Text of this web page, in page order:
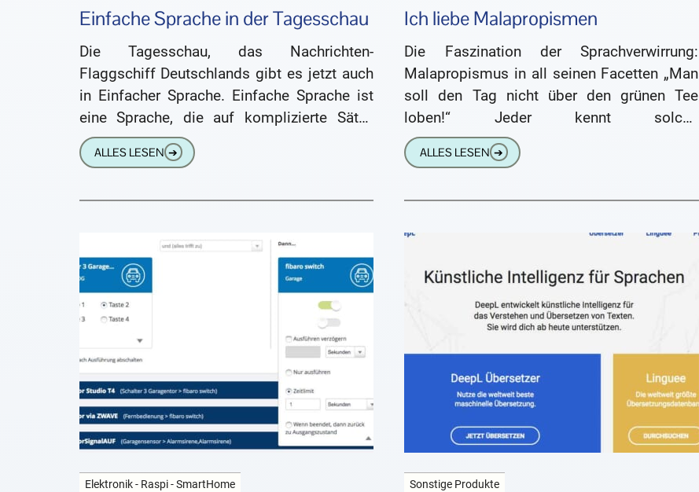
Einfache Sprache in der Tagesschau
Die Tagesschau, das Nachrichten-
Flaggschiff Deutschlands gibt es jetzt auch
in Einfacher Sprache. Einfache Sprache ist
eine Sprache, die auf komplizierte Sätze
verzichtet und so aufgebaut ist, dass
Menschen sie verstehen
ALLES LESEN ➔
Ich liebe Malapropismen
Die Faszination der Sprachverwirrung:
Malapropismus in all seinen Facetten „Man
soll den Tag nicht über den grünen Tee
loben!“ Jeder kennt solche
Verballhornungen von Sprichwörtern. Sie
können versehentlich passieren, sind
ALLES LESEN ➔
Elektronik - Raspi - SmartHome Sonstige Produkte